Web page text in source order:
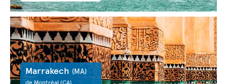
Marrakech (MA)
de Montréal(CA)